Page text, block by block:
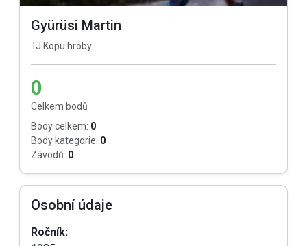
Gyürüsi Martin
TJ Kopu hroby
0
Celkem bodů
Body celkem: 0
Body kategorie: 0
Závodů: 0
Osobní údaje
Ročník: